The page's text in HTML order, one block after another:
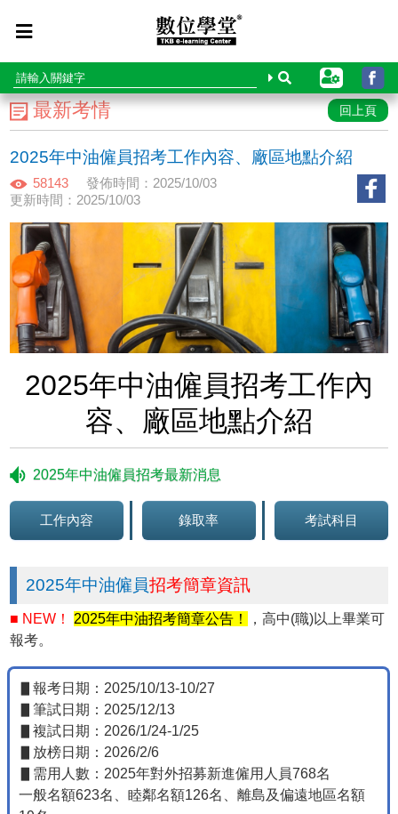
最新考情 回上頁
2025年中油僱員招考工作內容、廠區地點介紹
58143
發佈時間：2025/10/03
更新時間：2025/10/03
2025年中油僱員招考工作內
容、廠區地點介紹
2025年中油僱員招考最新消息
工作內容 錄取率 考試科目
2025年中油僱員招考簡章資訊
■ NEW！ 2025年中油招考簡章公告！
，高中(職)以上畢業可
報考。
▋報考日期：2025/10/13-10/27
▋筆試日期：2025/12/13
▋複試日期：2026/1/24-1/25
▋放榜日期：2026/2/6
▋需用人數：2025年對外招募新進僱用人員768名
一般名額623名、睦鄰名額126名、離島及偏遠地區名額